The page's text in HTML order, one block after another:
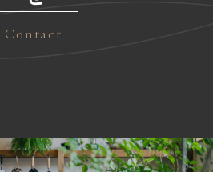
Contact